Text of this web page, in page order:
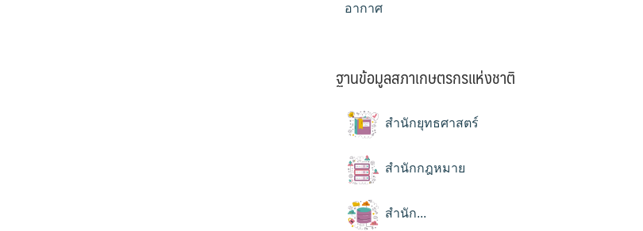
อากาศ
ฐานข้อมูลสภาเกษตรกรแห่งชาติ
สำนักยุทธศาสตร์
สำนักกฎหมาย
สำนัก...